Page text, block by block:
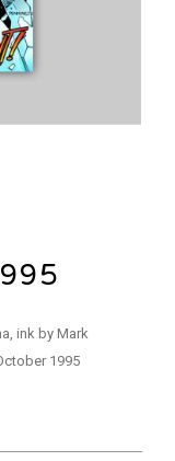
ink by Mark
1995